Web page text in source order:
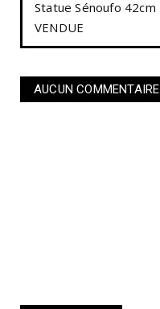
Statue Sénoufo 42cm
VENDUE
AUCUN COMMENTAIRE